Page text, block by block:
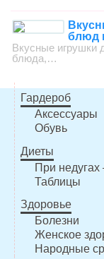
блюд
Вкусные игрушки
блюда,…
Гардероб
Аксессуары
Обувь
Диеты
При
Таблицы
Здоровье
Болезни
Женское
Народные